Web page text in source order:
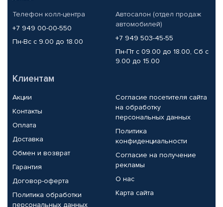
Телефон колл-центра
+7 949 00-00-550
Пн-Вс с 9.00 до 18.00
Автосалон (отдел продаж
автомобилей)
+7 949 503-45-55
Пн-Пт с 09.00 до 18.00, Сб с
9.00 до 15.00
Клиентам
Акции
Контакты
Оплата
Доставка
Обмен и возврат
Гарантия
Договор-оферта
Политика обработки
персональных данных
Согласие посетителя сайта
на обработку
персональных данных
Политика
конфиденциальности
Согласие на получение
рекламы
О нас
Карта сайта